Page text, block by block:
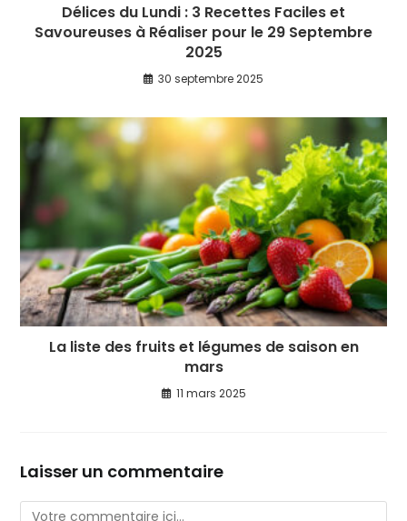
Délices du Lundi : 3 Recettes Faciles et
Savoureuses à Réaliser pour le 29 Septembre
2025
30 septembre 2025
La liste des fruits et légumes de saison en
mars
11 mars 2025
Laisser un commentaire